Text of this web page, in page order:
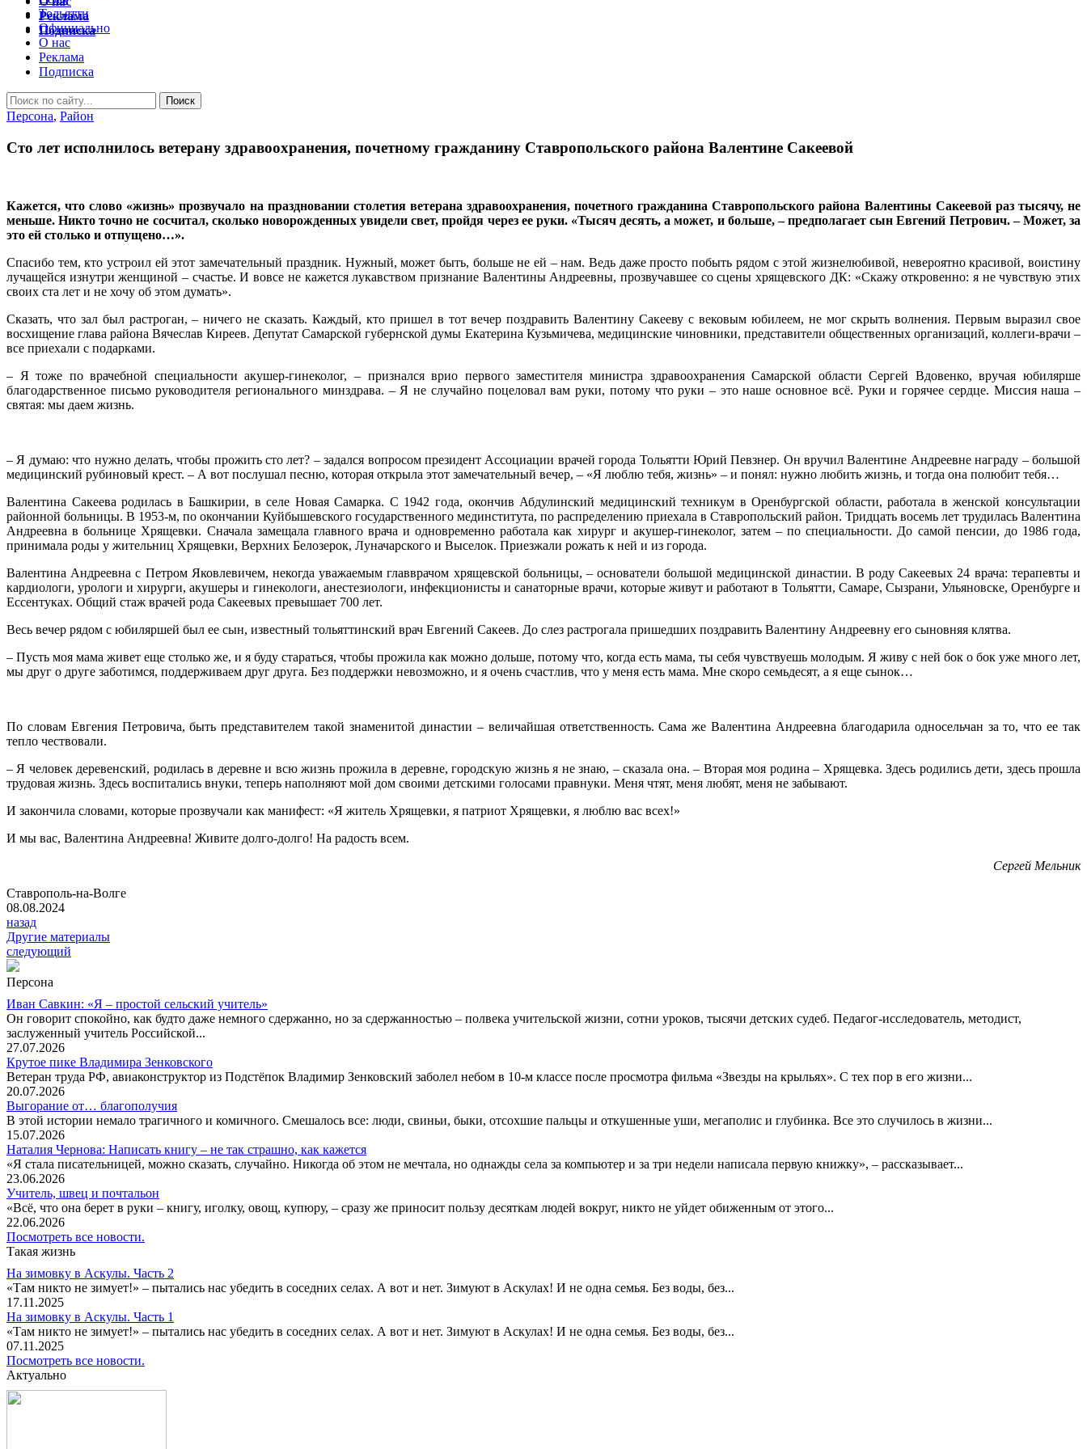
Тольятти
Официально
О нас
Реклама
Подписка
Персона, Район
Сто лет исполнилось ветерану здравоохранения, почетному гражданину Ставропольского района Валентине Сакеевой
Кажется, что слово «жизнь» прозвучало на праздновании столетия ветерана здравоохранения, почетного гражданина Ставропольского района Валентины Сакеевой раз тысячу, не
меньше. Никто точно не сосчитал, сколько новорожденных увидели свет, пройдя через ее руки. «Тысяч десять, а может, и больше, – предполагает сын Евгений Петрович. – Может, за
это ей столько и отпущено…».
Спасибо тем, кто устроил ей этот замечательный праздник. Нужный, может быть, больше не ей – нам. Ведь даже просто побыть рядом с этой жизнелюбивой, невероятно красивой, воистину
лучащейся изнутри женщиной – счастье. И вовсе не кажется лукавством признание Валентины Андреевны, прозвучавшее со сцены хрящевского ДК: «Скажу откровенно: я не чувствую этих
своих ста лет и не хочу об этом думать».
Сказать, что зал был растроган, – ничего не сказать. Каждый, кто пришел в тот вечер поздравить Валентину Сакееву с вековым юбилеем, не мог скрыть волнения. Первым выразил свое
восхищение глава района Вячеслав Киреев. Депутат Самарской губернской думы Екатерина Кузьмичева, медицинские чиновники, представители общественных организаций, коллеги-врачи –
все приехали с подарками.
– Я тоже по врачебной специальности акушер-гинеколог, – признался врио первого заместителя министра здравоохранения Самарской области Сергей Вдовенко, вручая юбилярше
благодарственное письмо руководителя регионального минздрава. – Я не случайно поцеловал вам руки, потому что руки – это наше основное всё. Руки и горячее сердце. Миссия наша –
святая: мы даем жизнь.
– Я думаю: что нужно делать, чтобы прожить сто лет? – задался вопросом президент Ассоциации врачей города Тольятти Юрий Певзнер. Он вручил Валентине Андреевне награду – большой
медицинский рубиновый крест. – А вот послушал песню, которая открыла этот замечательный вечер, – «Я люблю тебя, жизнь» – и понял: нужно любить жизнь, и тогда она полюбит тебя…
Валентина Сакеева родилась в Башкирии, в селе Новая Самарка. С 1942 года, окончив Абдулинский медицинский техникум в Оренбургской области, работала в женской консультации
районной больницы. В 1953-м, по окончании Куйбышевского государственного мединститута, по распределению приехала в Ставропольский район. Тридцать восемь лет трудилась Валентина
Андреевна в больнице Хрящевки. Сначала замещала главного врача и одновременно работала как хирург и акушер-гинеколог, затем – по специальности. До самой пенсии, до 1986 года,
принимала роды у жительниц Хрящевки, Верхних Белозерок, Луначарского и Выселок. Приезжали рожать к ней и из города.
Валентина Андреевна с Петром Яковлевичем, некогда уважаемым главврачом хрящевской больницы, – основатели большой медицинской династии. В роду Сакеевых 24 врача: терапевты и
кардиологи, урологи и хирурги, акушеры и гинекологи, анестезиологи, инфекционисты и санаторные врачи, которые живут и работают в Тольятти, Самаре, Сызрани, Ульяновске, Оренбурге и
Ессентуках. Общий стаж врачей рода Сакеевых превышает 700 лет.
Весь вечер рядом с юбиляршей был ее сын, известный тольяттинский врач Евгений Сакеев. До слез растрогала пришедших поздравить Валентину Андреевну его сыновняя клятва.
– Пусть моя мама живет еще столько же, и я буду стараться, чтобы прожила как можно дольше, потому что, когда есть мама, ты себя чувствуешь молодым. Я живу с ней бок о бок уже много лет,
мы друг о друге заботимся, поддерживаем друг друга. Без поддержки невозможно, и я очень счастлив, что у меня есть мама. Мне скоро семьдесят, а я еще сынок…
По словам Евгения Петровича, быть представителем такой знаменитой династии – величайшая ответственность. Сама же Валентина Андреевна благодарила односельчан за то, что ее так
тепло чествовали.
– Я человек деревенский, родилась в деревне и всю жизнь прожила в деревне, городскую жизнь я не знаю, – сказала она. – Вторая моя родина – Хрящевка. Здесь родились дети, здесь прошла
трудовая жизнь. Здесь воспитались внуки, теперь наполняют мой дом своими детскими голосами правнуки. Меня чтят, меня любят, меня не забывают.
И закончила словами, которые прозвучали как манифест: «Я житель Хрящевки, я патриот Хрящевки, я люблю вас всех!»
И мы вас, Валентина Андреевна! Живите долго-долго! На радость всем.
Сергей Мельник
Ставрополь-на-Волге
08.08.2024
назад
Другие материалы
следующий
Персона
Иван Савкин: «Я – простой сельский учитель»
Он говорит спокойно, как будто даже немного сдержанно, но за сдержанностью – полвека учительской жизни, сотни уроков, тысячи детских судеб. Педагог-исследователь, методист,
заслуженный учитель Российской...
27.07.2026
Крутое пике Владимира Зенковского
Ветеран труда РФ, авиаконструктор из Подстёпок Владимир Зенковский заболел небом в 10-м классе после просмотра фильма «Звезды на крыльях». С тех пор в его жизни...
20.07.2026
Выгорание от… благополучия
В этой истории немало трагичного и комичного. Смешалось все: люди, свиньи, быки, отсохшие пальцы и откушенные уши, мегаполис и глубинка. Все это случилось в жизни...
15.07.2026
Наталия Чернова: Написать книгу – не так страшно, как кажется
«Я стала писательницей, можно сказать, случайно. Никогда об этом не мечтала, но однажды села за компьютер и за три недели написала первую книжку», – рассказывает...
23.06.2026
Учитель, швец и почтальон
«Всё, что она берет в руки – книгу, иголку, овощ, купюру, – сразу же приносит пользу десяткам людей вокруг, никто не уйдет обиженным от этого...
22.06.2026
Посмотреть все новости.
Такая жизнь
На зимовку в Аскулы. Часть 2
«Там никто не зимует!» – пытались нас убедить в соседних селах. А вот и нет. Зимуют в Аскулах! И не одна семья. Без воды, без...
17.11.2025
На зимовку в Аскулы. Часть 1
«Там никто не зимует!» – пытались нас убедить в соседних селах. А вот и нет. Зимуют в Аскулах! И не одна семья. Без воды, без...
07.11.2025
Посмотреть все новости.
Актуально
Реклама
Подписка